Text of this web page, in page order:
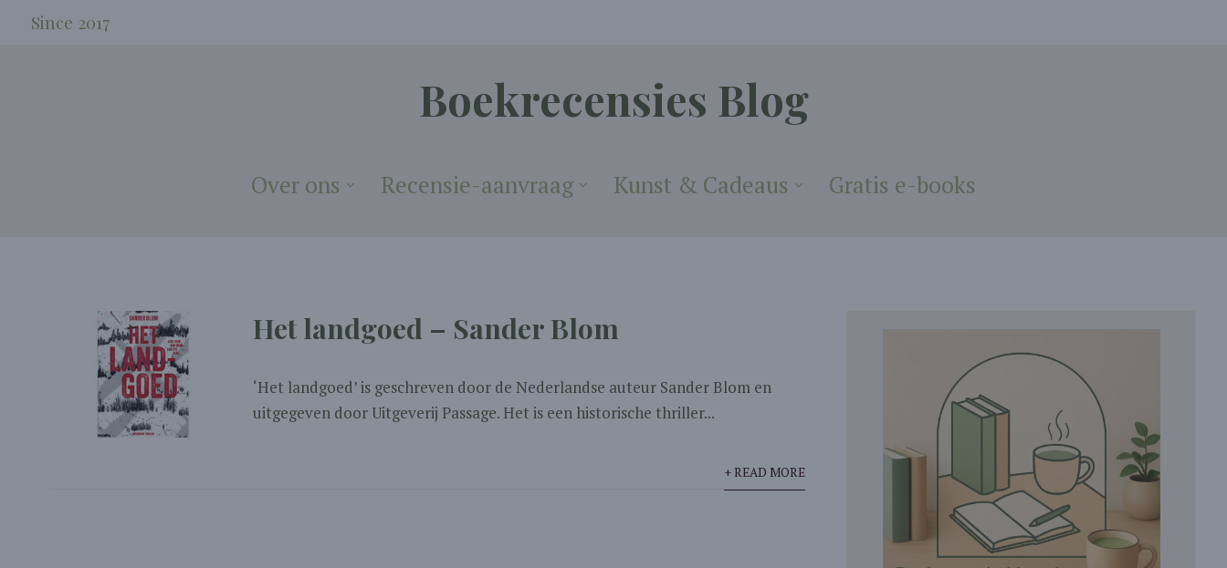
Since 2017
Boekrecensies Blog
Over ons Recensie-aanvraag Kunst & Cadeaus Gratis e-books
Het landgoed – Sander Blom
‘Het landgoed’ is geschreven door de Nederlandse auteur Sander Blom en
uitgegeven door Uitgeverij Passage. Het is een historische thriller...
+ READ MORE